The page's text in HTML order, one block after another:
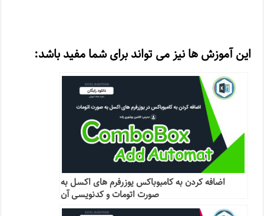
این آموزش ها نیز می تواند برای شما مفید باشد:
اضافه کردن به کامبوباکس یوزرفرم های اکسل به
صورت اتومات و کدنویسی آن